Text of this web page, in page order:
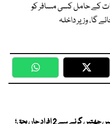
کے حامل کسی مسافر کو
گا، وزیر داخلہ
WhatsApp